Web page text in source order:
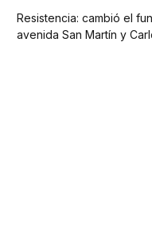
Resistencia: cambió el
avenida San Martín y